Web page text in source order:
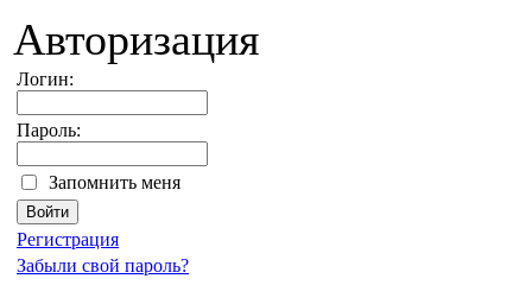
Авторизация
Логин:
Пароль:
Запомнить меня
Регистрация
Забыли свой пароль?